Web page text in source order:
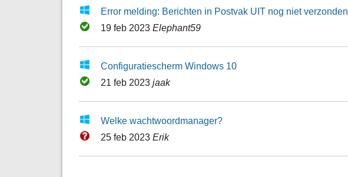
Error melding: Berichten in Postvak UIT nog niet verzonden
19 feb 2023 Elephant59
Configuratiescherm Windows 10
21 feb 2023 jaak
Welke wachtwoordmanager?
25 feb 2023 Erik